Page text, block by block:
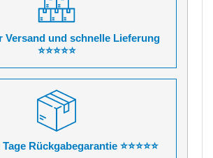
Versand und schnelle Lieferung
⭐⭐⭐⭐⭐
Rückgabegarantie ⭐⭐⭐⭐⭐